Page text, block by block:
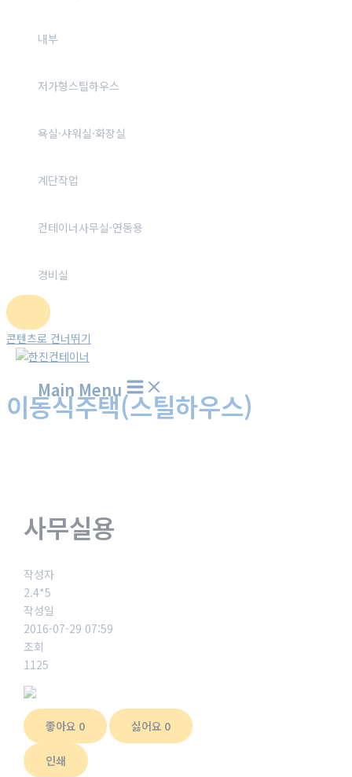
내부
저가형스틸하우스
욕실·샤워실·화장실
계단작업
컨테이너사무실·연동용
경비실
콘텐츠로 건너뛰기
Main Menu
이동식주택(스틸하우스)
사무실용
작성자
2.4*5
작성일
2016-07-29 07:59
조회
1125
좋아요 0 싫어요 0
인쇄